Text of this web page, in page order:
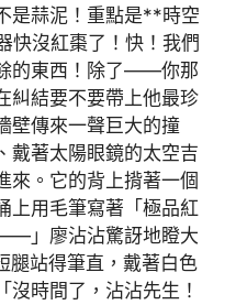
是蒜泥！重點是**時空
快沒紅棗了！快！我們
的東西！除了——你那
糾結要不要帶上他最珍
壁傳來一聲巨大的撞
戴著太陽眼鏡的太空吉
來。它的背上揹著一個
上用毛筆寫著「極品紅
」廖沾沾驚訝地瞪大
腿站得筆直，戴著白色
沒時間了，沾沾先生！